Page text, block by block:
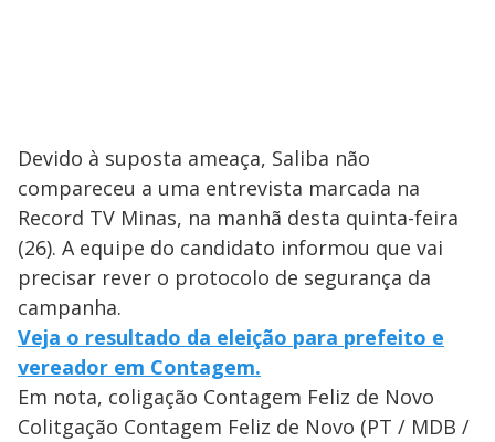
Devido à suposta ameaça, Saliba não
compareceu a uma entrevista marcada na
Record TV Minas, na manhã desta quinta-feira
(26). A equipe do candidato informou que vai
precisar rever o protocolo de segurança da
campanha.
Veja o resultado da eleição para prefeito e
vereador em Contagem.
Em nota, coligação Contagem Feliz de Novo
Colitgação Contagem Feliz de Novo (PT / MDB /